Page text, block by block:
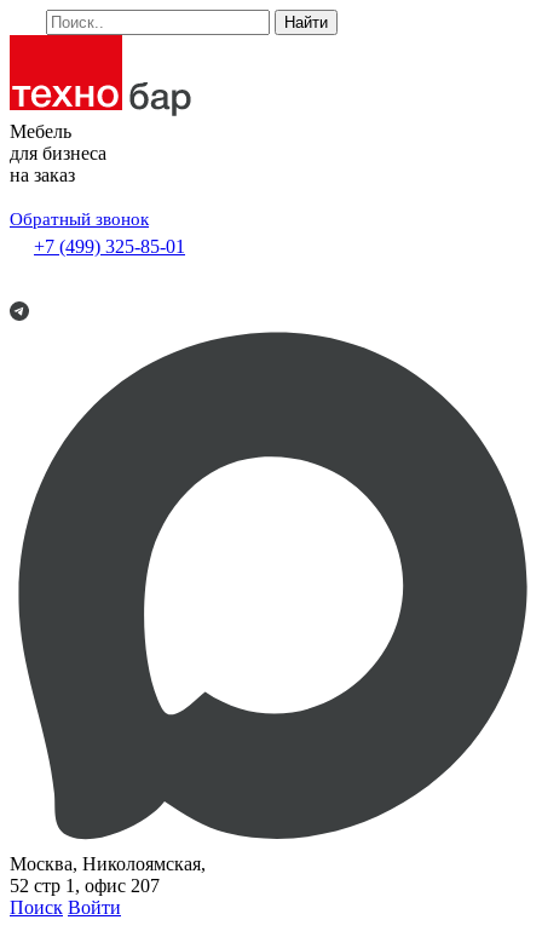
Найти
Мебель
для бизнеса
на заказ
Обратный звонок
+7 (499) 325-85-01
Москва, Николоямская,
52 стр 1, офис 207
Поиск Войти